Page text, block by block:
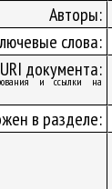
Авторы:
слова:
URI документа:
и ссылки на
в разделе: